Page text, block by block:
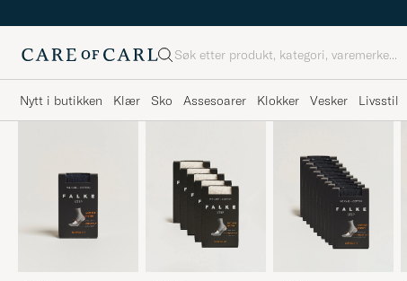
Søk
Nytt i butikken Klær Sko Assesoarer Klokker Vesker Livsstil